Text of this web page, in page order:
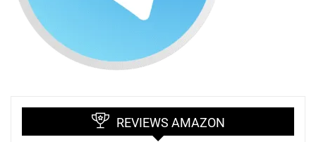
REVIEWS AMAZON